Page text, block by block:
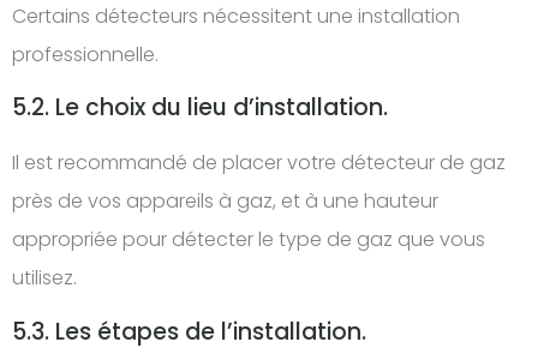
Certains détecteurs nécessitent une installation
professionnelle.
5.2. Le choix du lieu d’installation.
Il est recommandé de placer votre détecteur de gaz
près de vos appareils à gaz, et à une hauteur
appropriée pour détecter le type de gaz que vous
utilisez.
5.3. Les étapes de l’installation.